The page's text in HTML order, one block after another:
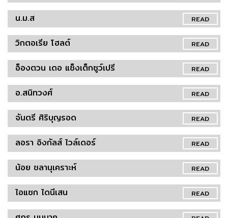
READ
น.ม.ส
READ
วิกตอเรีย โฮลต์
READ
อ็องตวน เดอ แซ็งเต็กซูว์เปรี
READ
อ.สนิทวงศ์
READ
จันตรี ศิริบุญรอด
READ
ลอรา อิงกัลส์ ไวล์เดอร์
READ
น้อย ชลานุเคราะห์
READ
ไอแซก ไดนีเสน